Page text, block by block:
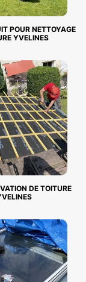
POUR NETTOYAGE
YVELINES
DE TOITURE